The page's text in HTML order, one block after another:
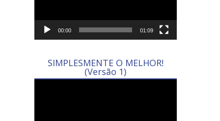
00:00 01:09
SIMPLESMENTE O MELHOR!
(Versão 1)